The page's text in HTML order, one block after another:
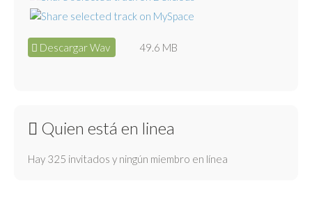
Descargar Wav 49.6 MB
Quien está en linea
Hay 325 invitados y ningún miembro en línea